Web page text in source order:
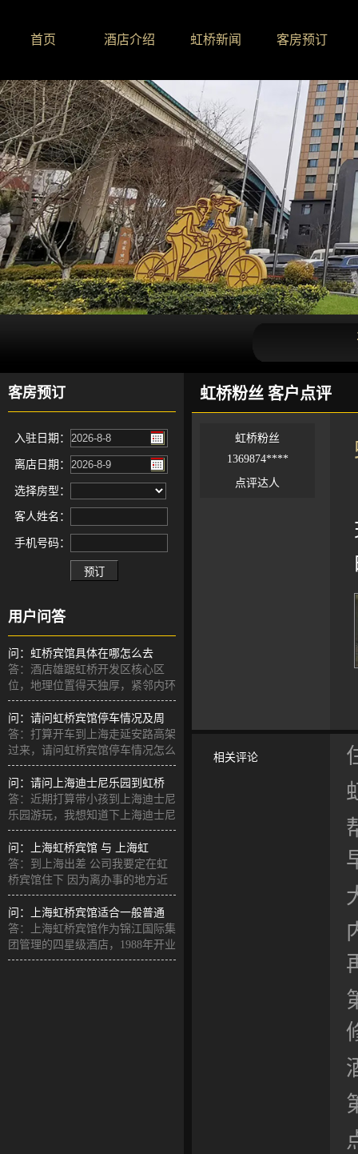
首页 酒店介绍 虹桥新闻 客房预订
客房预订
入驻日期：
离店日期：
选择房型：
客人姓名：
手机号码：
用户问答
问：虹桥宾馆具体在哪怎么去
答：酒店雄踞虹桥开发区核心区
位，地理位置得天独厚，紧邻内环
高架与
问：请问虹桥宾馆停车情况及周
答：打算开车到上海走延安路高架
过来，请问虹桥宾馆停车情况怎么
样，
问：请问上海迪士尼乐园到虹桥
答：近期打算带小孩到上海迪士尼
乐园游玩，我想知道下上海迪士尼
乐园
问：上海虹桥宾馆 与 上海虹
答：到上海出差 公司我要定在虹
桥宾馆住下 因为离办事的地方近
但
问：上海虹桥宾馆适合一般普通
答：上海虹桥宾馆作为锦江国际集
团管理的四星级酒店，1988年开业
虹桥粉丝 客户点评
虹桥粉丝
1369874****
点评达人
相关评论